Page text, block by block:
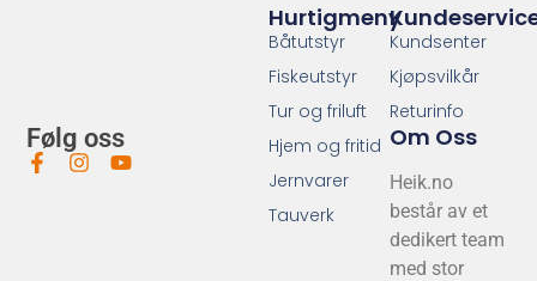
Følg oss
Kundsenter
Kjøpsvilkår
Returinfo
Om Oss
Heik.no
består av et
dedikert team
med stor
Hurtigmeny
Båtutstyr
Fiskeutstyr
Tur og friluft
Hjem og fritid
Jernvarer
Tauverk